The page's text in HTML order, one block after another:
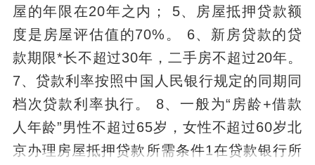
屋的年限在20年之内； 5、房屋抵押贷款额
度是房屋评估值的70%。 6、新房贷款的贷
款期限*长不超过30年，二手房不超过20年。
7、贷款利率按照中国人民银行规定的同期同
档次贷款利率执行。 8、一般为“房龄+借款
人年龄”男性不超过65岁，女性不超过60岁北
京办理房屋抵押贷款所需条件1在贷款银行所